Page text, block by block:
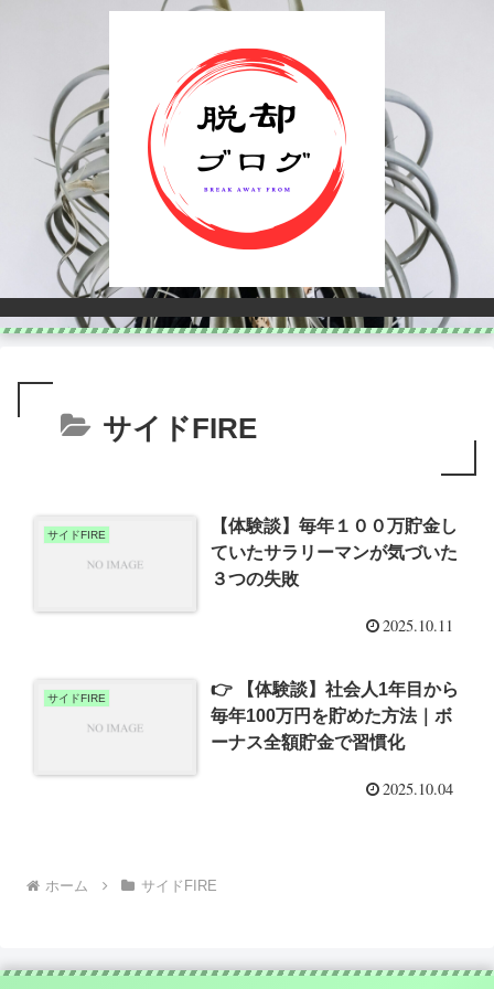
サイドFIRE
サイドFIRE
【体験談】毎年１００万貯金し
ていたサラリーマンが気づいた
３つの失敗
2025.10.11
サイドFIRE
👉 【体験談】社会人1年目から
毎年100万円を貯めた方法｜ボ
ーナス全額貯金で習慣化
2025.10.04
ホーム サイドFIRE